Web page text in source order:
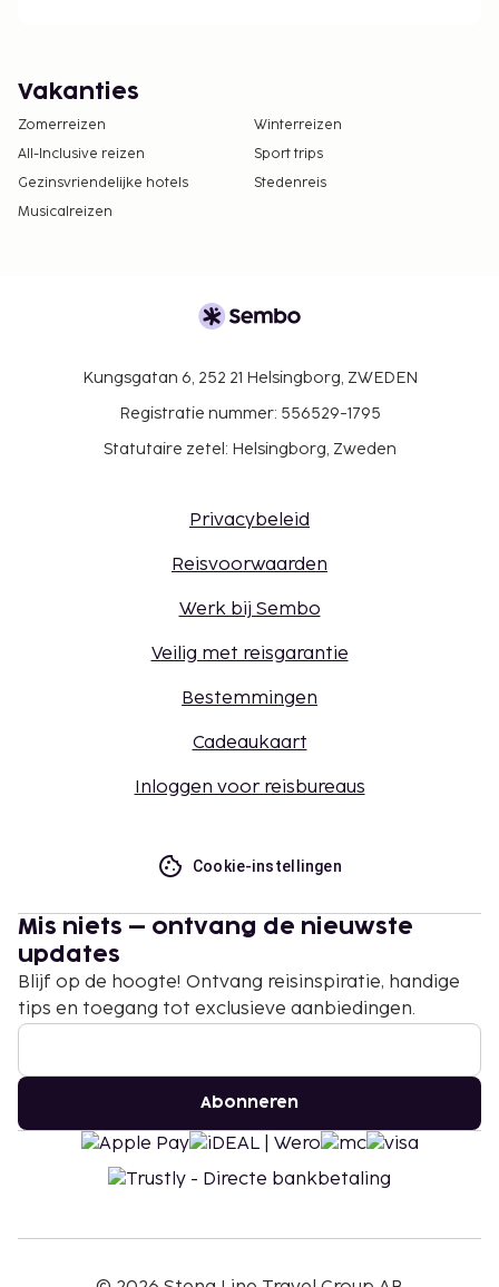
Vakanties
Zomerreizen
Winterreizen
All-Inclusive reizen
Sport trips
Gezinsvriendelijke hotels
Stedenreis
Musicalreizen
Kungsgatan 6, 252 21 Helsingborg, ZWEDEN
Registratie nummer: 556529-1795
Statutaire zetel: Helsingborg, Zweden
Privacybeleid
Reisvoorwaarden
Werk bij Sembo
Veilig met reisgarantie
Bestemmingen
Cadeaukaart
Inloggen voor reisbureaus
Cookie-instellingen
Mis niets – ontvang de nieuwste
updates
Blijf op de hoogte! Ontvang reisinspiratie, handige
tips en toegang tot exclusieve aanbiedingen.
Abonneren